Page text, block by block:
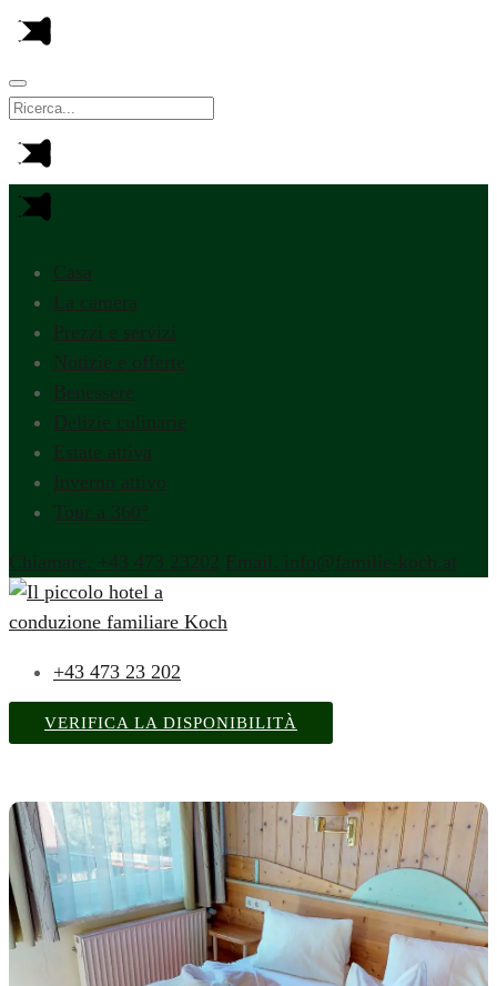
Casa
La camera
Prezzi e servizi
Notizie e offerte
Benessere
Delizie culinarie
Estate attiva
Inverno attivo
Tour a 360°
Chiamare. +43 473 23202 Email. info@familie-koch.at
+43 473 23 202
VERIFICA LA DISPONIBILITÀ